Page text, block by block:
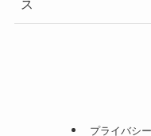
ス
プライバシ